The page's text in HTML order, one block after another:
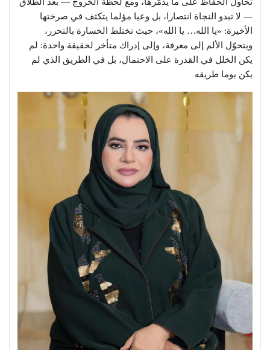
— لا تبدو النجاة انتصارا، بل وعيا مؤلما يتكثف في صرختها
الأخيرة: «يا الله… يا الله»، حيث تختلط الخسارة بالتحرر،
ويتحوّل الألم إلى معرفة، وإلى إدراك متأخر لحقيقة واحدة: لم
يكن الخلل في القدرة على الاحتمال، بل في الطريق الذي لم
يكن يوما طريقه